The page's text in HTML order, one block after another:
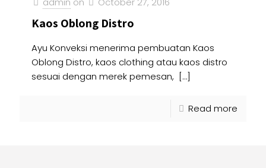
Kaos Oblong Distro
Ayu Konveksi menerima pembuatan Kaos
Oblong Distro, kaos clothing atau kaos distro
sesuai dengan merek pemesan, […]
Read more